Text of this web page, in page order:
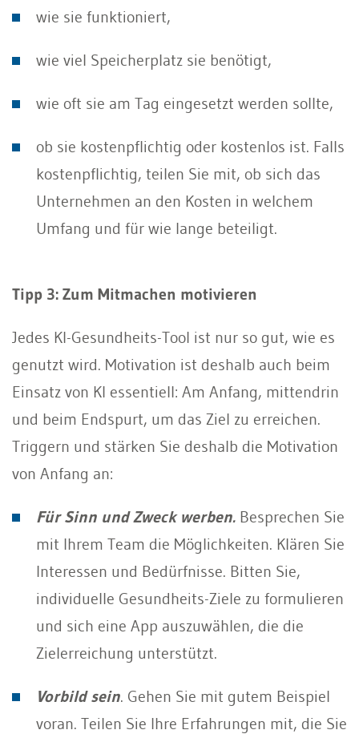
wie sie funktioniert,
wie viel Speicherplatz sie benötigt,
wie oft sie am Tag eingesetzt werden sollte,
ob sie kostenpflichtig oder kostenlos ist. Falls
kostenpflichtig, teilen Sie mit, ob sich das
Unternehmen an den Kosten in welchem
Umfang und für wie lange beteiligt.
Tipp 3: Zum Mitmachen motivieren
Jedes KI-Gesundheits-Tool ist nur so gut, wie es
genutzt wird. Motivation ist deshalb auch beim
Einsatz von KI essentiell: Am Anfang, mittendrin
und beim Endspurt, um das Ziel zu erreichen.
Triggern und stärken Sie deshalb die Motivation
von Anfang an:
Für Sinn und Zweck werben. Besprechen Sie
mit Ihrem Team die Möglichkeiten. Klären Sie
Interessen und Bedürfnisse. Bitten Sie,
individuelle Gesundheits-Ziele zu formulieren
und sich eine App auszuwählen, die die
Zielerreichung unterstützt.
Vorbild sein. Gehen Sie mit gutem Beispiel
voran. Teilen Sie Ihre Erfahrungen mit, die Sie